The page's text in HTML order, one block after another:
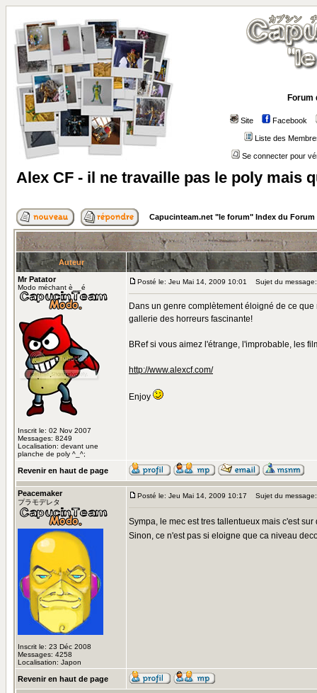
Forum
Site Facebook
Liste des
Se connecter pour
Alex CF - il ne travaille pas le poly mais
Capucinteam.net "le forum" Index du Forum
Auteur
Mr Patator
Modo méchant è__é
Inscrit le: 02 Nov 2007
Messages: 8249
Localisation: devant une
planche de poly ^_^;
Posté le: Jeu Mai 14, 2009 10:01 Sujet du message:
Dans un genre complètement éloigné de ce
gallerie des horreurs fascinante!
BRef si vous aimez l'étrange, l'improbable, les
http://www.alexcf.com/
Enjoy
Revenir en haut de page
Peacemaker
プラモデレタ
Inscrit le: 23 Déc 2008
Messages: 4258
Localisation: Japon
Posté le: Jeu Mai 14, 2009 10:17 Sujet du message:
Sympa, le mec est tres tallentueux mais c'est
Sinon, ce n'est pas si eloigne que ca niveau
Revenir en haut de page